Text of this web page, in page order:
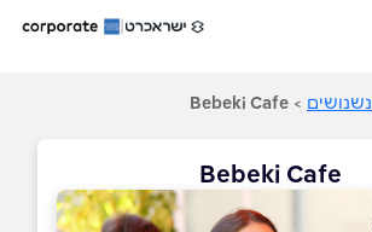
נשנושים >
Bebeki Cafe
Bebeki Cafe